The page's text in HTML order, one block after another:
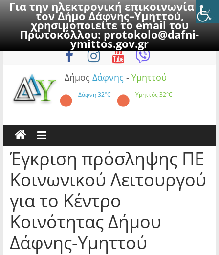
Για την ηλεκτρονική επικοινωνία με
τον Δήμο Δάφνης–Υμηττού,
χρησιμοποιείτε το email του
Πρωτοκόλλου:protokolo@dafni-
ymittos.gov.gr
to
Δευτέρα, 10 Αυγούστου 2026
Δήμος Δάφνης - Υμηττού
Δάφνη32°C Υμηττός32°C
Έγκριση πρόσληψης ΠΕ
Κοινωνικού Λειτουργού
για το Κέντρο
Κοινότητας Δήμου
Δάφνης-Υμηττού